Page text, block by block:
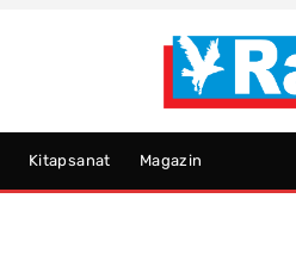
Kitapsanat Magazin